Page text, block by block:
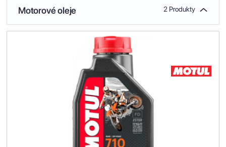
Motorové oleje 2 Produkty